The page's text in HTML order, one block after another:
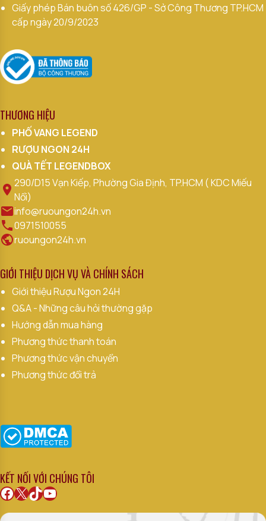
Giấy phép Bán buôn số 426/GP - Sở Công Thương TP.HCM
cấp ngày 20/9/2023
THƯƠNG HIỆU
PHỐ VANG LEGEND
RƯỢU NGON 24H
QUÀ TẾT LEGENDBOX
290/D15 Vạn Kiếp, Phường Gia Định, TP.HCM ( KDC Miếu
Nổi)
info@ruoungon24h.vn
0971510055
ruoungon24h.vn
GIỚI THIỆU DỊCH VỤ VÀ CHÍNH SÁCH
Giới thiệu Rượu Ngon 24H
Q&A - Những câu hỏi thường gặp
Hướng dẫn mua hàng
Phương thức thanh toán
Phương thức vận chuyển
Phương thức đổi trả
KẾT NỐI VỚI CHÚNG TÔI
Facebook
X TikTok
Youtube